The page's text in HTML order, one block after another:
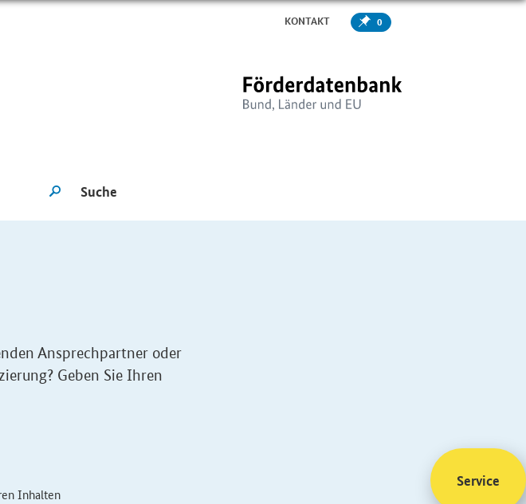
KONTAKT 0
Ansprechpartner oder
Geben Sie Ihren
Inhalten
Service